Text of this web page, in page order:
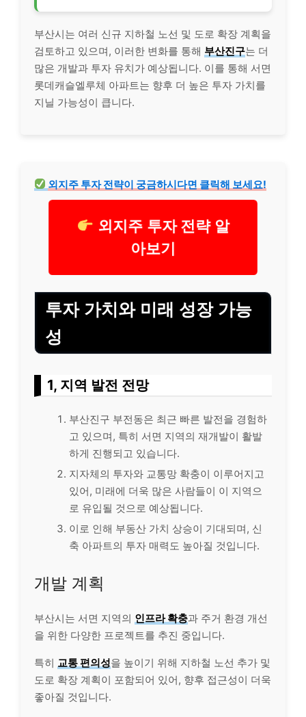
부산시는 여러 신규 지하철 노선 및 도로 확장 계획을
검토하고 있으며, 이러한 변화를 통해 부산진구는 더
많은 개발과 투자 유치가 예상됩니다. 이를 통해 서면
롯데캐슬엘루체 아파트는 향후 더 높은 투자 가치를
지닐 가능성이 큽니다.
외지주 투자 전략이 궁금하시다면 클릭해 보세요!
외지주 투자 전략 알
아보기
투자 가치와 미래 성장 가능
성
1, 지역 발전 전망
부산진구 부전동은 최근 빠른 발전을 경험하
고 있으며, 특히 서면 지역의 재개발이 활발
하게 진행되고 있습니다.
지자체의 투자와 교통망 확충이 이루어지고
있어, 미래에 더욱 많은 사람들이 이 지역으
로 유입될 것으로 예상됩니다.
이로 인해 부동산 가치 상승이 기대되며, 신
축 아파트의 투자 매력도 높아질 것입니다.
개발 계획
부산시는 서면 지역의 인프라 확충과 주거 환경 개선
을 위한 다양한 프로젝트를 추진 중입니다.
특히 교통 편의성을 높이기 위해 지하철 노선 추가 및
도로 확장 계획이 포함되어 있어, 향후 접근성이 더욱
좋아질 것입니다.